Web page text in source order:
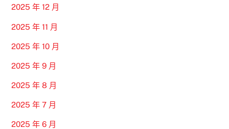
2025 年 12 月
2025 年 11 月
2025 年 10 月
2025 年 9 月
2025 年 8 月
2025 年 7 月
2025 年 6 月